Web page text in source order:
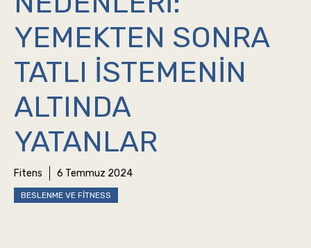
YEMEKTEN SONRA
TATLI İSTEMENIN
ALTINDA
YATANLAR
Fitens 6 Temmuz 2024
BESLENME VE FITNESS